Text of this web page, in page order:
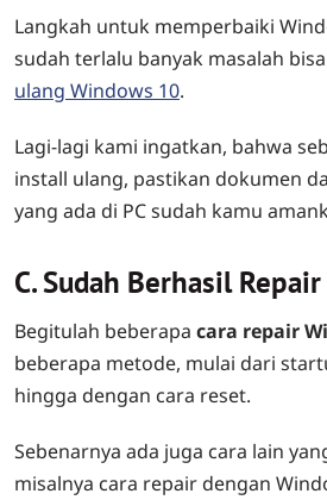
Langkah untuk memperbaiki
sudah terlalu banyak masalah
ulang Windows 10.
Lagi-lagi kami ingatkan, bahwa
install ulang, pastikan dokumen
yang ada di PC sudah kamu
C. Sudah Berhasil
Begitulah beberapa cara repair
beberapa metode, mulai dari
hingga dengan cara reset.
Sebenarnya ada juga cara lain
misalnya cara repair dengan